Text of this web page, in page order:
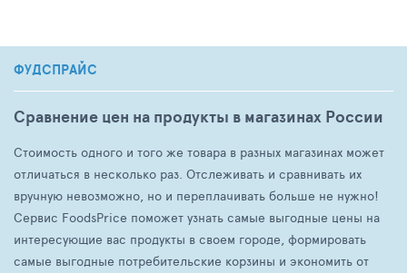
ФУДСПРАЙС
Сравнение цен на продукты в магазинах России
Стоимость одного и того же товара в разных магазинах может
отличаться в несколько раз. Отслеживать и сравнивать их
вручную невозможно, но и переплачивать больше не нужно!
Сервис FoodsPrice поможет узнать самые выгодные цены на
интересующие вас продукты в своем городе, формировать
самые выгодные потребительские корзины и экономить от